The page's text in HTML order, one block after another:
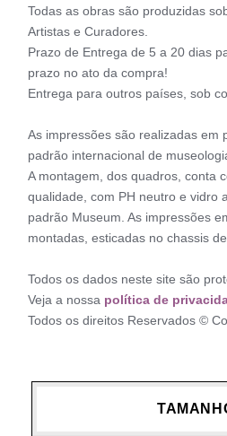
Todas as obras são produzidas
Artistas e Curadores.
Prazo de Entrega de 5 a 20 dias
prazo no ato da compra!
Entrega para outros países, sob
As impressões são realizadas em
padrão internacional de
A montagem, dos quadros, conta
qualidade, com PH neutro e vidro
padrão Museum. As impressões
montadas, esticadas no chassis
Todos os dados neste site são
Veja a nossa política de
Todos os direitos Reservados ©